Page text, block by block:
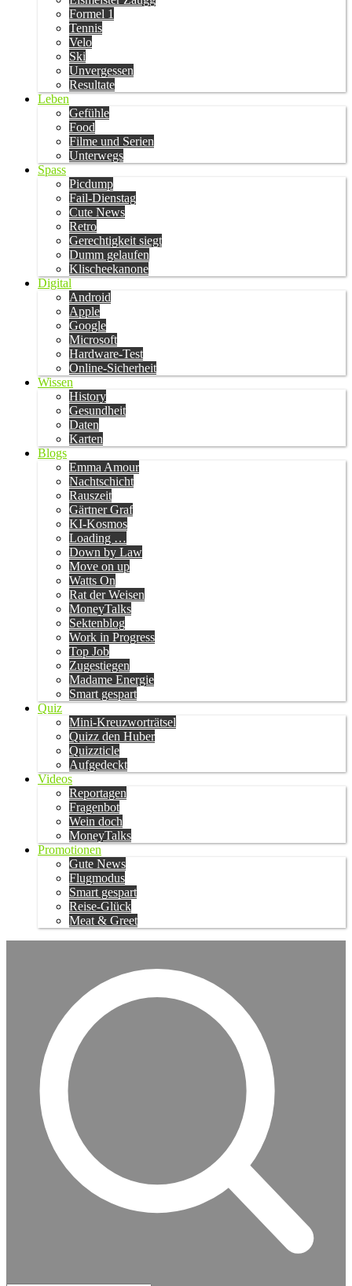
Formel 1
Tennis
Velo
Ski
Unvergessen
Resultate
Leben
Gefühle
Food
Filme und Serien
Unterwegs
Spass
Picdump
Fail-Dienstag
Cute News
Retro
Gerechtigkeit siegt
Dumm gelaufen
Klischeekanone
Digital
Android
Apple
Google
Microsoft
Hardware-Test
Online-Sicherheit
Wissen
History
Gesundheit
Daten
Karten
Blogs
Emma Amour
Nachtschicht
Rauszeit
Gärtner Graf
KI-Kosmos
Loading …
Down by Law
Move on up
Watts On
Rat der Weisen
MoneyTalks
Sektenblog
Work in Progress
Top Job
Zugestiegen
Madame Energie
Smart gespart
Quiz
Mini-Kreuzworträtsel
Quizz den Huber
Quizzticle
Aufgedeckt
Videos
Reportagen
Fragenbot
Wein doch
MoneyTalks
Promotionen
Gute News
Flugmodus
Smart gespart
Reise-Glück
Meat & Greet